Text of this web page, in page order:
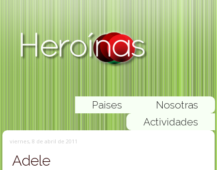
Nosotras
Paises
Actividades
viernes, 8 de abril de 2011
Adele